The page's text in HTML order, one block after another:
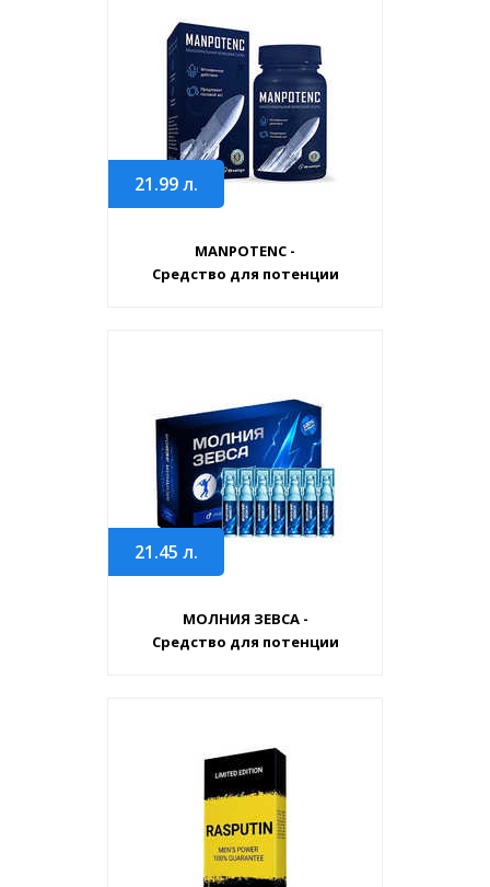
21.99л.
MANPOTENC -
Средство для потенции
21.45 л.
МОЛНИЯ ЗЕВСА -
Средство для потенции